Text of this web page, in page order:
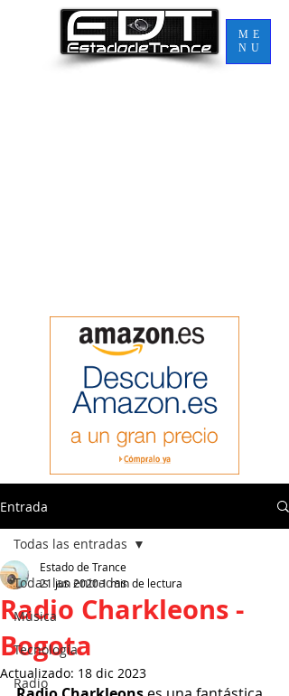
ME
NU
Entrada
Todas las entradas
Música
Tecnología
Radio
Todas las entradas
Radio Charkleons -
Bogota
Estado de Trance
21 jun 20201 min de lectura
Actualizado: 18 dic 2023